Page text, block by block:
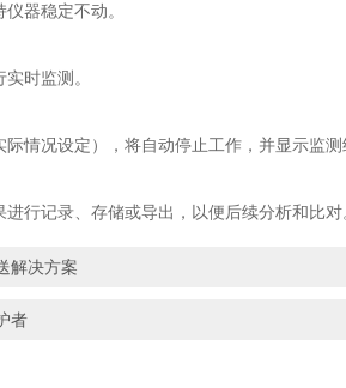
器稳定不动。
时监测。
况设定），将自动停止工作，并显示监测
记录、存储或导出，以便后续分析和比对
解决方案
者